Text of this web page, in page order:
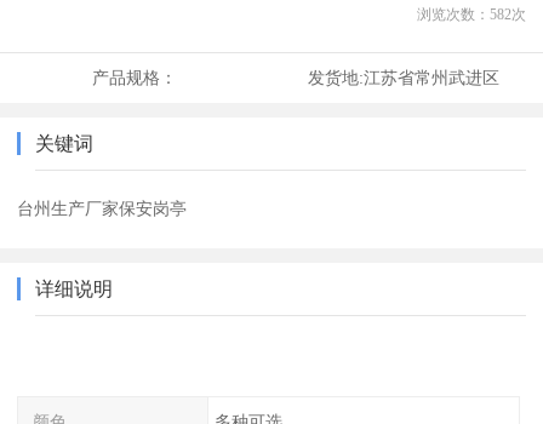
浏览次数： 582次
产品规格： 发货地:江苏省常州武进区
关键词
台州生产厂家保安岗亭
详细说明